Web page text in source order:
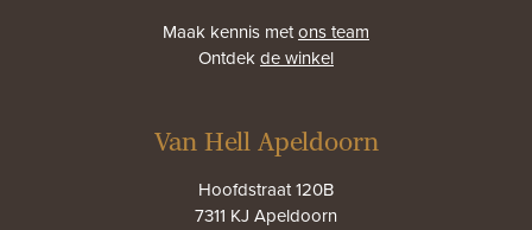
Maak kennis metons team
Ontdekde winkel
Van Hell Apeldoorn
Hoofdstraat 120B
7311 KJ Apeldoorn